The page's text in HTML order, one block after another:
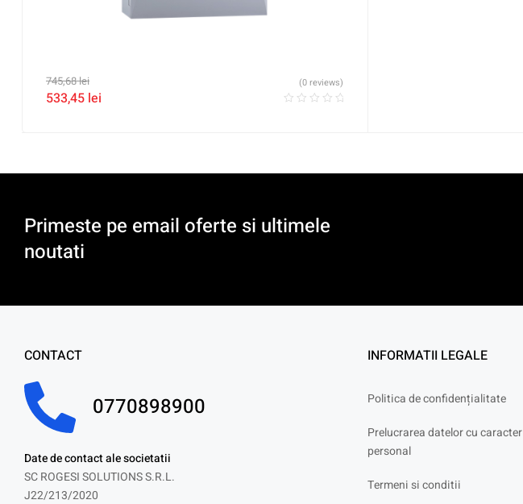
745,68lei
533,45 lei
(0 reviews)
Primeste pe email oferte si ultimele
noutati
CONTACT
0770898900
Date de contact ale societatii
SC ROGESI SOLUTIONS S.R.L.
J22/213/2020
INFORMATII LEGALE
Politica de confidențialitate
Prelucrarea datelor cu caracter
personal
Termeni si conditii